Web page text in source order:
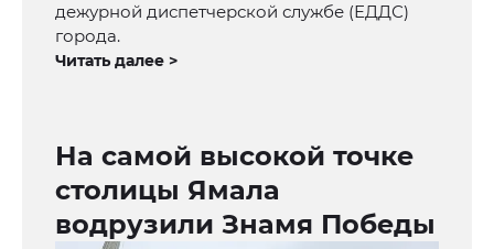
дежурной диспетчерской службе (ЕДДС)
города.
Читать далее >
На самой высокой точке
столицы Ямала
водрузили Знамя Победы